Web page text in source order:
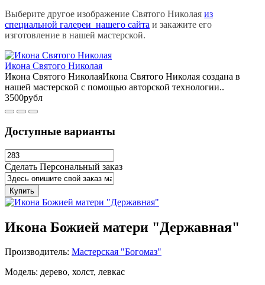
Выберите другое изображение Святого Николая из
специальной галереи нашего сайта и закажите его
изготовление в нашей мастерской.
Икона Святого Николая
Икона Святого НиколаяИкона Святого Николая создана в
нашей мастерской с помощью авторской технологии..
3500рубл
Доступные варианты
Сделать Персональный заказ
Купить
Икона Божией матери "Державная"
Производитель: Мастерская "Богомаз"
Модель: дерево, холст, левкас